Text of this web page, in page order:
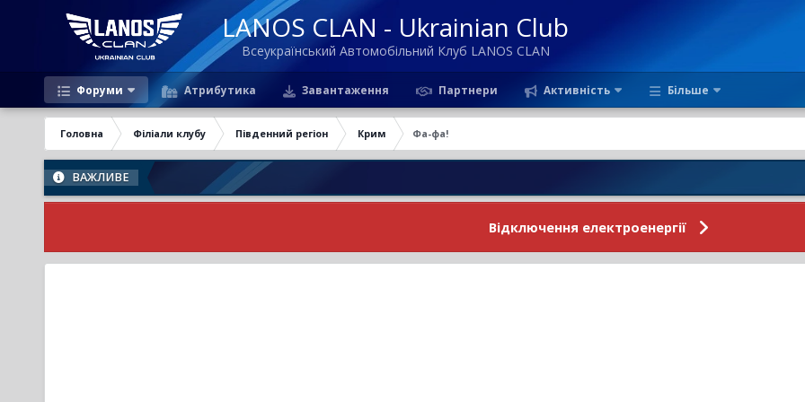
LANOS CLAN - Ukrainian Club
Всеукраїнський Автомобільний Клуб LANOS CLAN
Форуми Атрибутика Завантаження Партнери Активність Більше
Головна Філіали клубу Південний регіон Крим Фа-фа!
ВАЖЛИВЕ Новини
Відключення електроенергії